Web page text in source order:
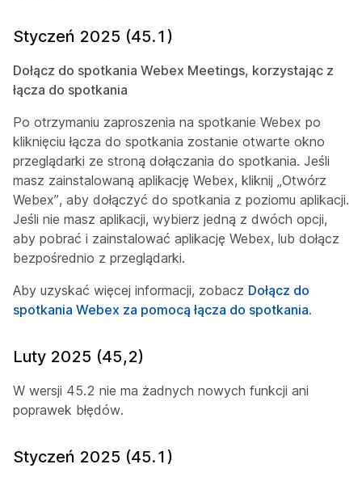
Styczeń 2025 (45.1)
Dołącz do spotkania Webex Meetings, korzystając z
łącza do spotkania
Po otrzymaniu zaproszenia na spotkanie Webex po
kliknięciu łącza do spotkania zostanie otwarte okno
przeglądarki ze stroną dołączania do spotkania. Jeśli
masz zainstalowaną aplikację Webex, kliknij „Otwórz
Webex”, aby dołączyć do spotkania z poziomu aplikacji.
Jeśli nie masz aplikacji, wybierz jedną z dwóch opcji,
aby pobrać i zainstalować aplikację Webex, lub dołącz
bezpośrednio z przeglądarki.
Aby uzyskać więcej informacji, zobacz Dołącz do
spotkania Webex za pomocą łącza do spotkania.
Luty 2025 (45,2)
W wersji 45.2 nie ma żadnych nowych funkcji ani
poprawek błędów.
Styczeń 2025 (45.1)